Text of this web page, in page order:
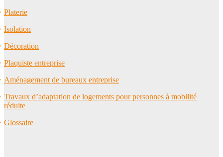
Platerie
Isolation
Décoration
Plaquiste entreprise
Aménagement de bureaux entreprise
Travaux d’adaptation de logements pour personnes à mobilité
réduite
Glossaire